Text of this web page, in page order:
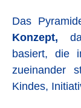
Das
Konzept,
basiert, die
zueinander
Kindes,